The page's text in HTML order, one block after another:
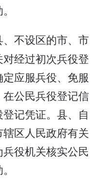
不设区的市、市
经过初次兵役登
应服兵役、免服
公民兵役登记信
记凭证。县、自
区人民政府有关
役机关核实公民